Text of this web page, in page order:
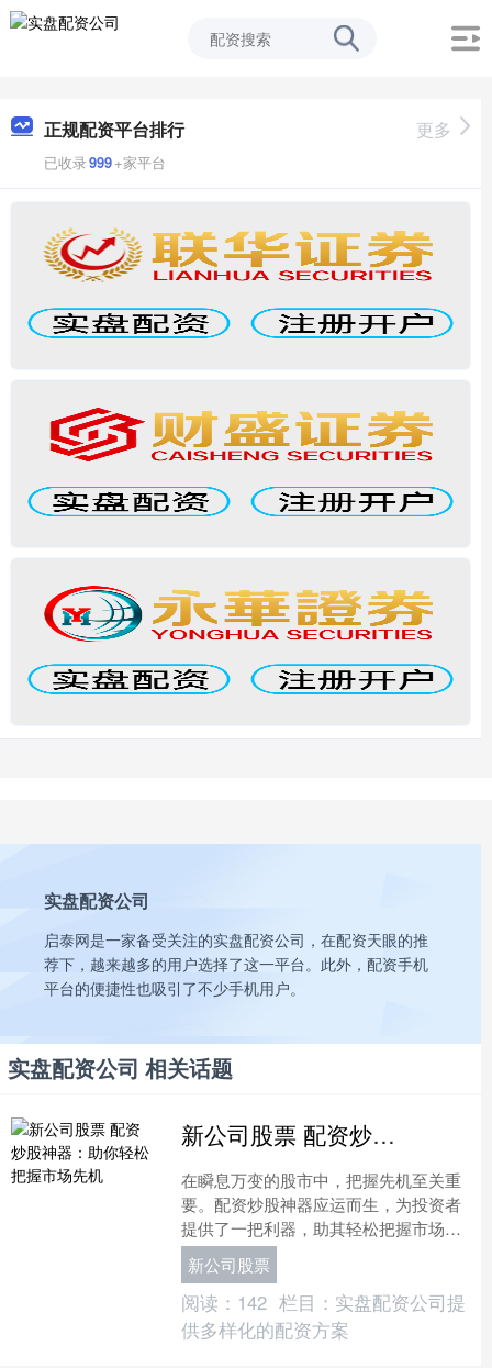
正规配资平台排行
已收录999+家平台
更多
实盘配资公司
启泰网是一家备受关注的实盘配资公司，在配资天眼的推
荐下，越来越多的用户选择了这一平台。此外，配资手机
平台的便捷性也吸引了不少手机用户。
实盘配资公司 相关话题
新公司股票 配资炒股神器：助你轻松把握市场先机
在瞬息万变的股市中，把握先机至关重
要。配资炒股神器应运而生，为投资者
提供了一把利器，助其轻松把握市场机
遇。 **2. 合理配资比例：**根据自身风
险承受能力和资....
新公司股票
阅读： 142 栏目： 实盘配资公司提
供多样化的配资方案